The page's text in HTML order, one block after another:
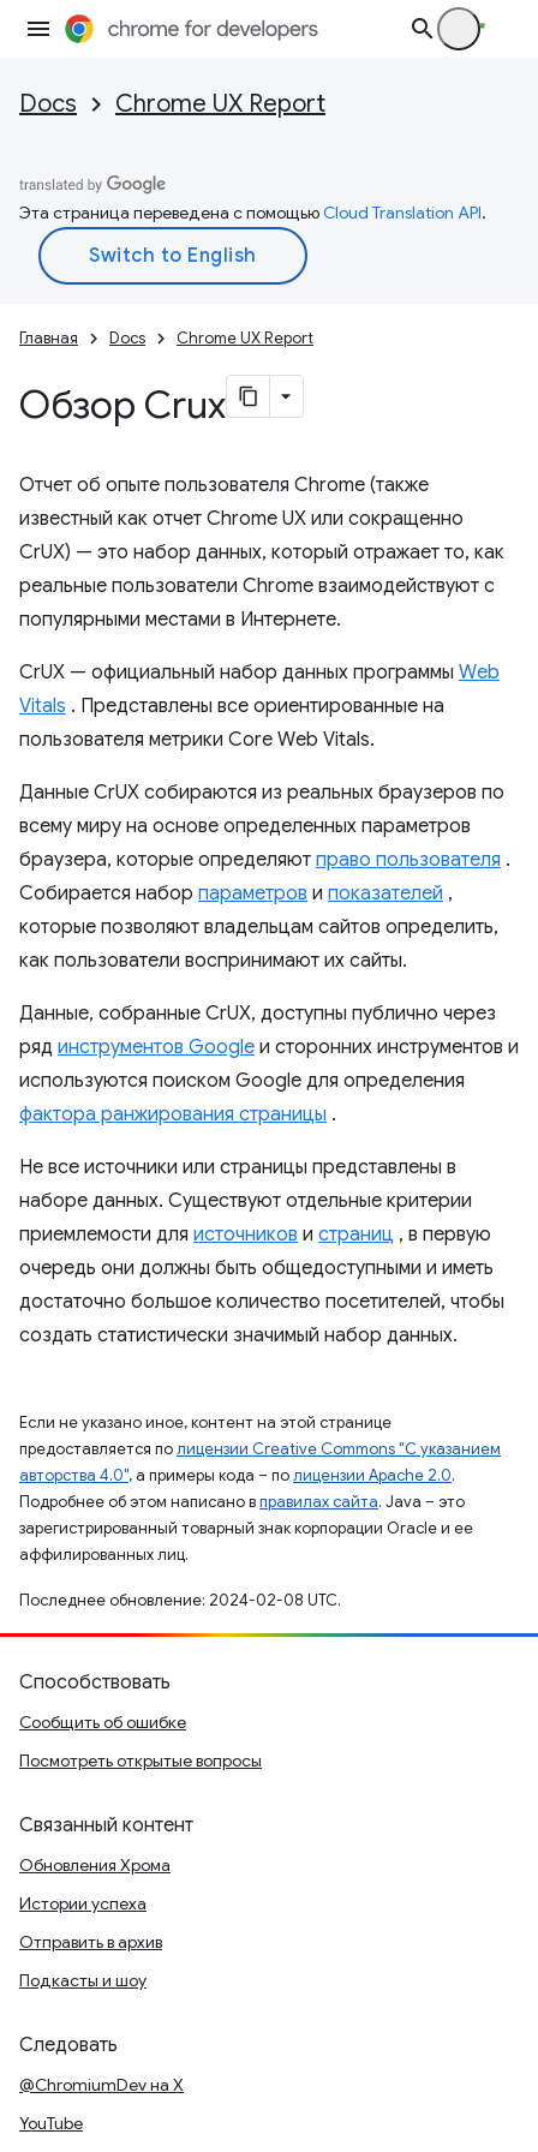
Docs Chrome UX Report
Эта страница переведена с помощьюCloud Translation API.
Главная Docs Chrome UX Report
Обзор Crux
Отчет об опыте пользователя Chrome (также
известный как отчет Chrome UX или сокращенно
CrUX) — это набор данных, который отражает то, как
реальные пользователи Chrome взаимодействуют с
популярными местами в Интернете.
CrUX — официальный набор данных программы Web
Vitals . Представлены все ориентированные на
пользователя метрики Core Web Vitals.
Данные CrUX собираются из реальных браузеров по
всему миру на основе определенных параметров
браузера, которые определяют право пользователя .
Собирается набор параметров и показателей ,
которые позволяют владельцам сайтов определить,
как пользователи воспринимают их сайты.
Данные, собранные CrUX, доступны публично через
ряд инструментов Google и сторонних инструментов и
используются поиском Google для определения
фактора ранжирования страницы .
Не все источники или страницы представлены в
наборе данных. Существуют отдельные критерии
приемлемости для источников и страниц , в первую
очередь они должны быть общедоступными и иметь
достаточно большое количество посетителей, чтобы
создать статистически значимый набор данных.
Если не указано иное, контент на этой странице
предоставляется полицензии Creative Commons "С указанием
авторства 4.0", а примеры кода – полицензии Apache 2.0.
Подробнее об этом написано вправилах сайта. Java – это
зарегистрированный товарный знак корпорации Oracle и ее
аффилированных лиц.
Последнее обновление: 2024-02-08 UTC.
Способствовать
Сообщить об ошибке
Посмотреть открытые вопросы
Связанный контент
Обновления Хрома
Истории успеха
Отправить в архив
Подкасты и шоу
Следовать
@ChromiumDev на X
YouTube